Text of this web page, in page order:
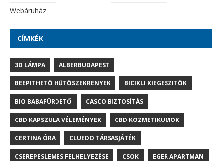
Webáruház
CÍMKÉK
3D LÁMPA ALBERBUDAPEST
BEÉPÍTHETŐ HŰTŐSZEKRÉNYEK BICIKLI KIEGÉSZÍTŐK
BIO BABAFÜRDETŐ CASCO BIZTOSÍTÁS
CBD KAPSZULA VÉLEMÉNYEK CBD KOZMETIKUMOK
CERTINA ÓRA CLUEDO TÁRSASJÁTÉK
CSEREPESLEMES FELHELYEZÉSE CSOK EGER APARTMAN